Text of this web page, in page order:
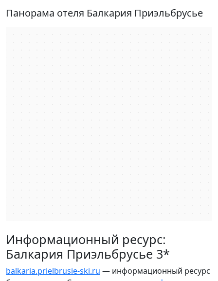
Панорама отеля Балкария Приэльбрусье
Информационный ресурс:
Балкария Приэльбрусье 3*
balkaria.prielbrusie-ski.ru — информационный ресурс